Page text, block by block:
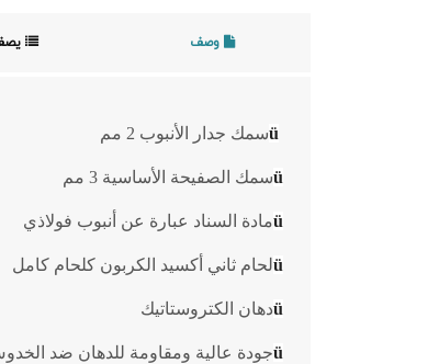
وصف
üسمك جدار الأنبوب 2 مم
üسمك الصفيحة الأساسية 3 مم
üمادة السناد عبارة عن أنبوب فولاذي
üلحام ثاني أكسيد الكربون كلحام كامل
üدهان الكتروستاتيك
üجودة عالية ومقاومة للدهان ضد